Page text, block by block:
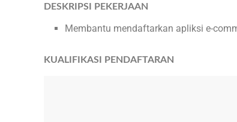
DESKRIPSI PEKERJAAN
Membantu mendaftarkan apliksi e-
KUALIFIKASI PENDAFTARAN